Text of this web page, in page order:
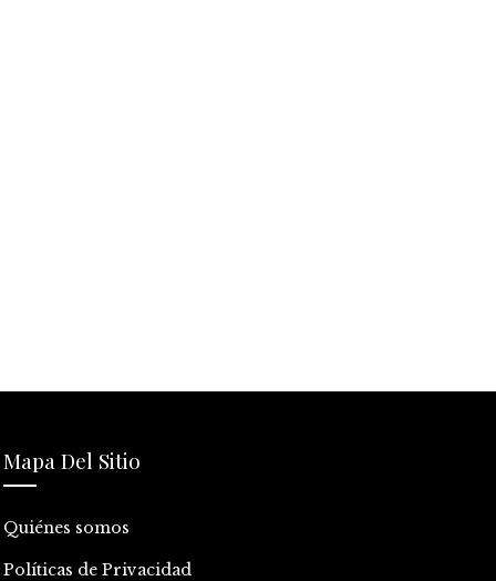
Mapa Del Sitio
Quiénes somos
Políticas de Privacidad